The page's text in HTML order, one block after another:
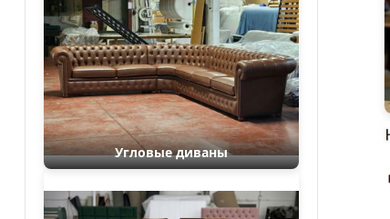
Угловые диваны